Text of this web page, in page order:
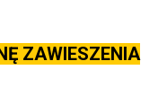
ZAWIESZENIA